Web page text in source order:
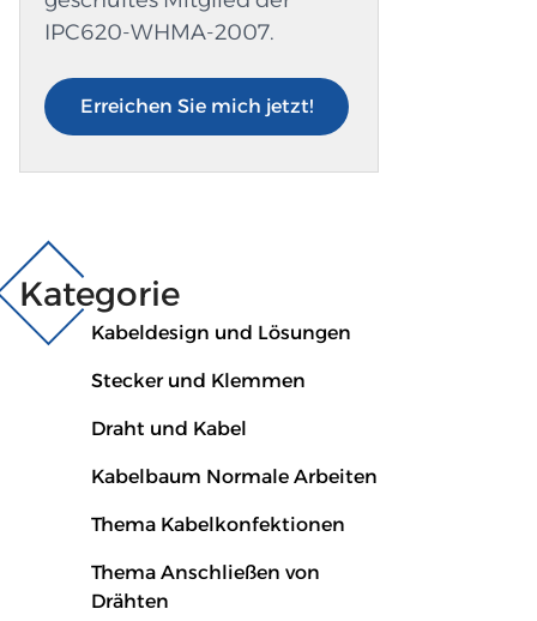
strong...
IPC620-WHMA-2007.
Erreichen Sie mich jetzt!
Kategorie
Kabeldesign und Lösungen
Stecker und Klemmen
Draht und Kabel
Kabelbaum Normale Arbeiten
Thema Kabelkonfektionen
Thema Anschließen von
Drähten